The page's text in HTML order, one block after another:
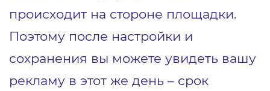
происходит на стороне площадки.
Поэтому после настройки и
сохранения вы можете увидеть вашу
рекламу в этот же день – срок